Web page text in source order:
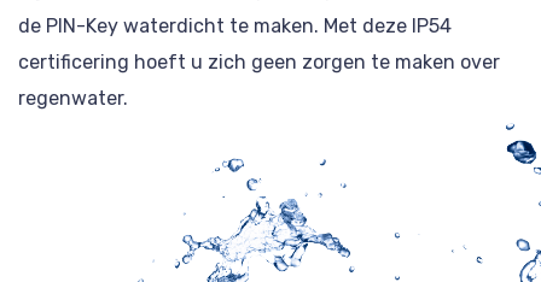
de PIN-Key waterdicht te maken. Met deze IP54
certificering hoeft u zich geen zorgen te maken over
regenwater.